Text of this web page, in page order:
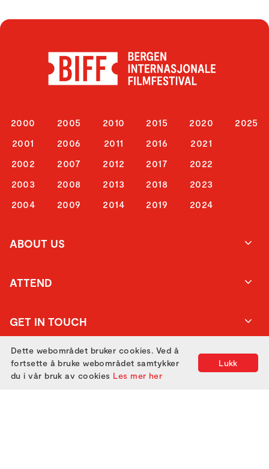
2000
2001
2002
2003
2004
2005
2006
2007
2008
2009
2010
2011
2012
2013
2014
2015
2016
2017
2018
2019
2020
2021
2022
2023
2024
2025
ABOUT US
ATTEND
GET IN TOUCH
Lukk
Dette webområdet bruker cookies. Ved å
fortsette å bruke webområdet samtykker
du i vår bruk av cookies Les mer her